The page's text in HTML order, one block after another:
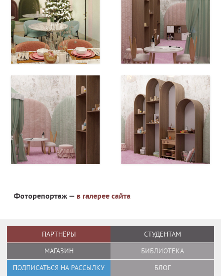
Фоторепортаж — в галерее сайта
ПАРТНЁРЫ
СТУДЕНТАМ
МАГАЗИН
БИБЛИОТЕКА
ПОДПИСАТЬСЯ НА РАССЫЛКУ
БЛОГ